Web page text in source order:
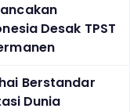
Desak TPST
Berstandar
Dunia